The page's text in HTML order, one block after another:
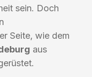
sein. Doch
Seite, wie dem
aus